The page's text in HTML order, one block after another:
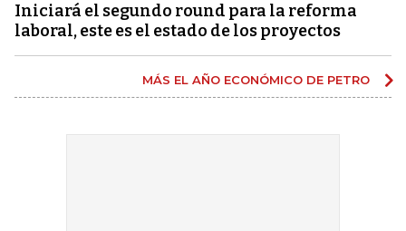
Iniciará el segundo round para la reforma
laboral, este es el estado de los proyectos
MÁS EL AÑO ECONÓMICO DE PETRO